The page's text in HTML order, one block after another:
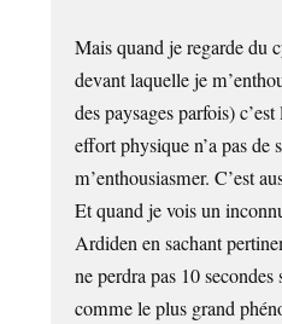
Mais quand je regarde du
devant laquelle je
des paysages parfois)
effort physique n’a pas de
m’enthousiasmer. C’est
Et quand je vois un
Ardiden en sachant
ne perdra pas 10
comme le plus grand